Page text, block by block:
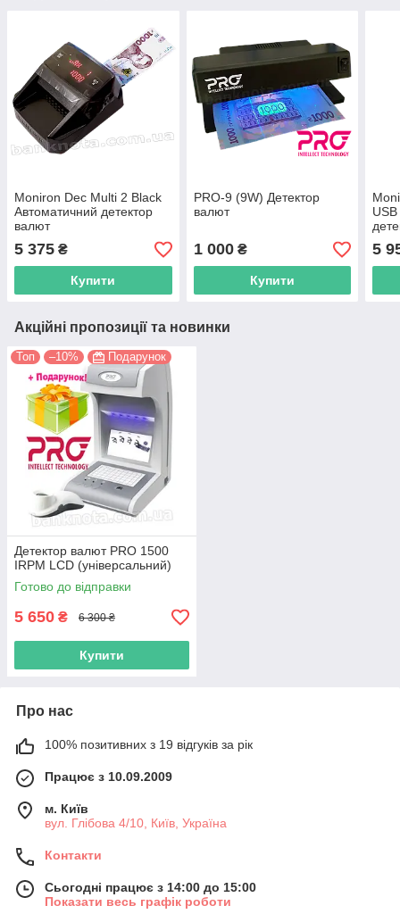
Moniron Dec Multi 2 Black
Автоматичний детектор
валют
5 375 ₴
Купити
PRO-9 (9W) Детектор
валют
1 000₴
Купити
5
Акційні пропозиції та новинки
Топ –10% Подарунок
Детектор валют PRO 1500
IRPM LCD (універсальний)
Готово до відправки
5 650 ₴ 6 300 ₴
Купити
Про нас
100% позитивних з 19 відгуків за рік
Працює з 10.09.2009
м. Київ
вул. Глібова 4/10, Київ, Україна
Контакти
Сьогодні працює з 14:00 до 15:00
Показати весь графік роботи